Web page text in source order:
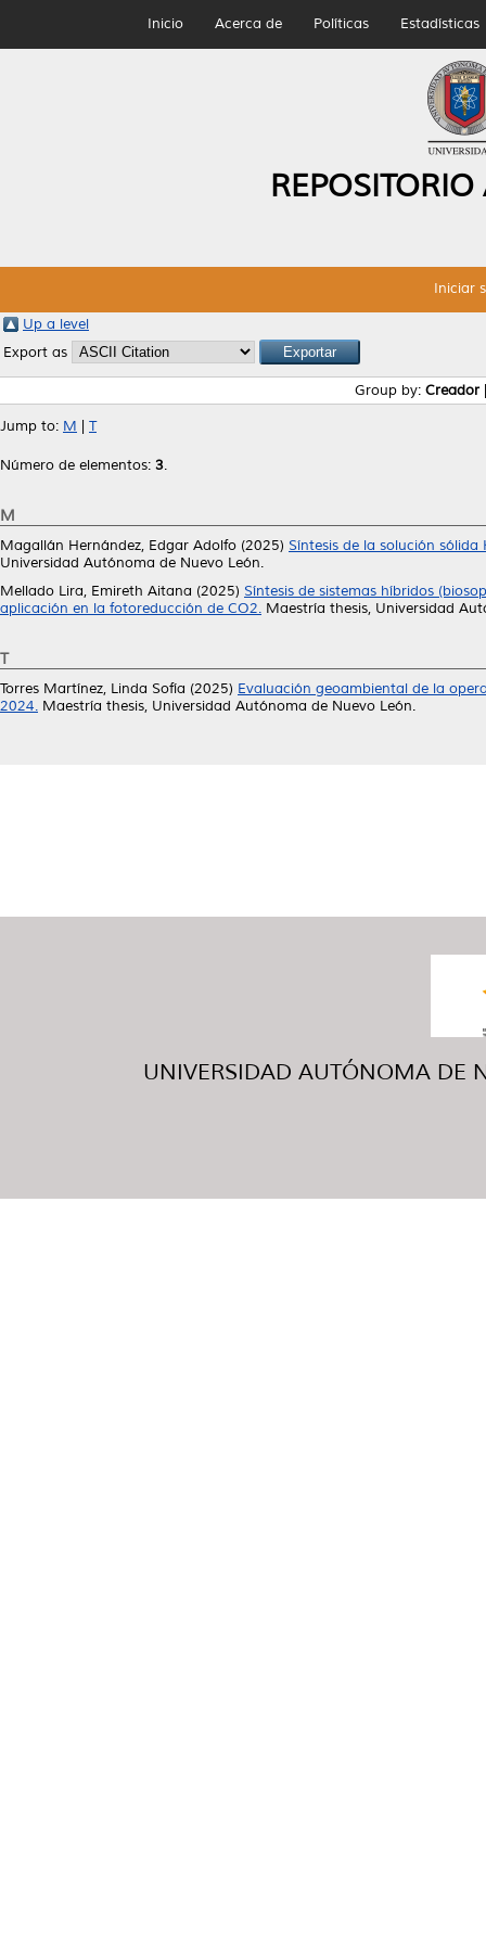
Inicio Acerca de Políticas Estadísticas
Iniciar
Up a level
Export as
Group by: Creador
Jump to: M T
Número de elementos: 3.
M
Magallán Hernández, Edgar Adolfo (2025) Síntesis de la solución
Universidad Autónoma de Nuevo León.
Mellado Lira, Emireth Aitana (2025) Síntesis de sistemas híbridos
aplicación en la fotoreducción de CO2. Maestría thesis, Universidad
T
Torres Martínez, Linda Sofía (2025) Evaluación geoambiental de la
2024. Maestría thesis, Universidad Autónoma de Nuevo León.
UNIVERSIDAD AUTÓNOMA DE